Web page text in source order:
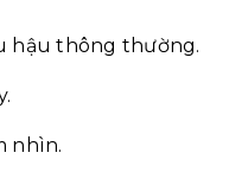
hậu thông thường.
nhìn.